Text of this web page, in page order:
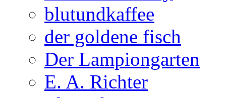
blutundkaffee
der goldene fisch
Der Lampiongarten
E. A. Richter